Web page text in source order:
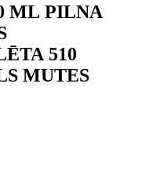
ML PILNA
510
MUTES